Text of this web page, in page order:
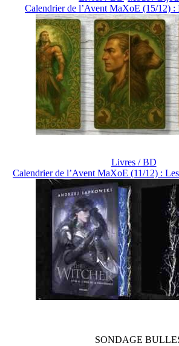
Calendrier de l’Avent MaXoE (15/12) :
Livres / BD
Calendrier de l’Avent MaXoE (11/12) :
SONDAGE